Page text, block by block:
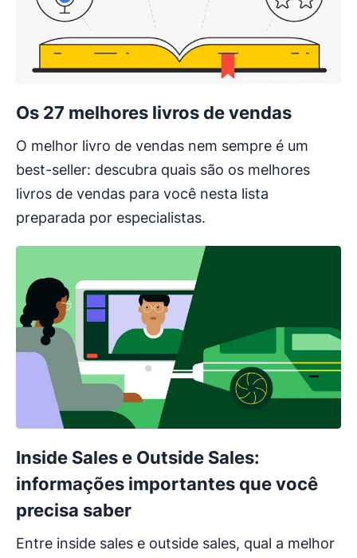
Os 27 melhores livros de vendas
O melhor livro de vendas nem sempre é um
best-seller: descubra quais são os melhores
livros de vendas para você nesta lista
preparada por especialistas.
Inside Sales e Outside Sales:
informações importantes que você
precisa saber
Entre inside sales e outside sales, qual a melhor